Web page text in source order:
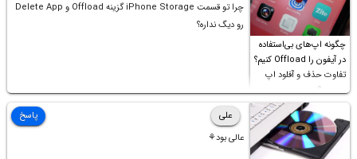
چگونه اپ‌های بی‌استفاده
در آیفون را Offload کنیم؟
تفاوت حذف و آفلود اپ
چیست؟
چرا تو قسمت iPhone Storage گزینه Offload و Delete App
رو دیگ نداره؟
علی
عالی بود⚘
پاسخ